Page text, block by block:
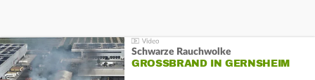
Schwarze Rauchwolke
GROSSBRAND IN GERNSHEIM